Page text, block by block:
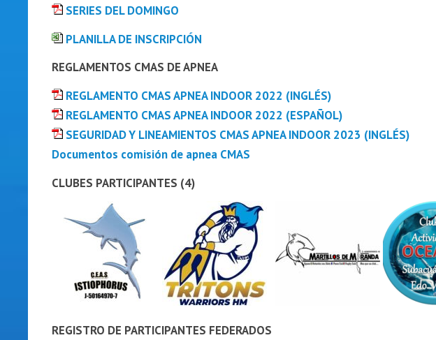
SERIES DEL DOMINGO
PLANILLA DE INSCRIPCIÓN
REGLAMENTOS CMAS DE APNEA
REGLAMENTO CMAS APNEA INDOOR 2022 (INGLÉS)
REGLAMENTO CMAS APNEA INDOOR 2022 (ESPAÑOL)
SEGURIDAD Y LINEAMIENTOS CMAS APNEA INDOOR 2023 (INGLÉS)
Documentos comisión de apnea CMAS
CLUBES PARTICIPANTES (4)
REGISTRO DE PARTICIPANTES FEDERADOS